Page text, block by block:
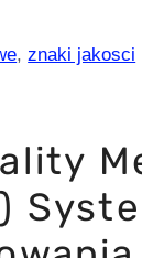
,znaki jakosci